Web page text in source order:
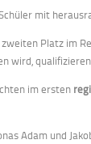
Schüler mit
zweiten Platz im
wird,
im ersten
Adam und